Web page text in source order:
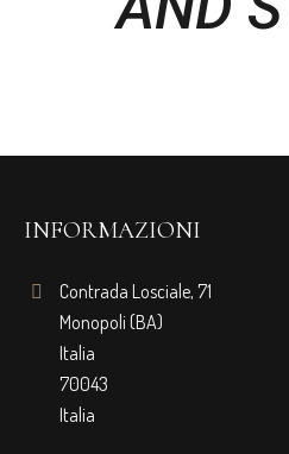
INFORMAZIONI
Contrada Losciale, 71
Monopoli (BA)
Italia
70043
Italia